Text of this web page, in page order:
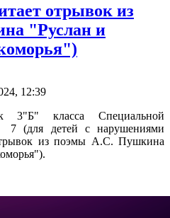
отрывок из
"Руслан и
12:39
3"Б" класса Специальной
(для детей с нарушениями
из поэмы А.С. Пушкина